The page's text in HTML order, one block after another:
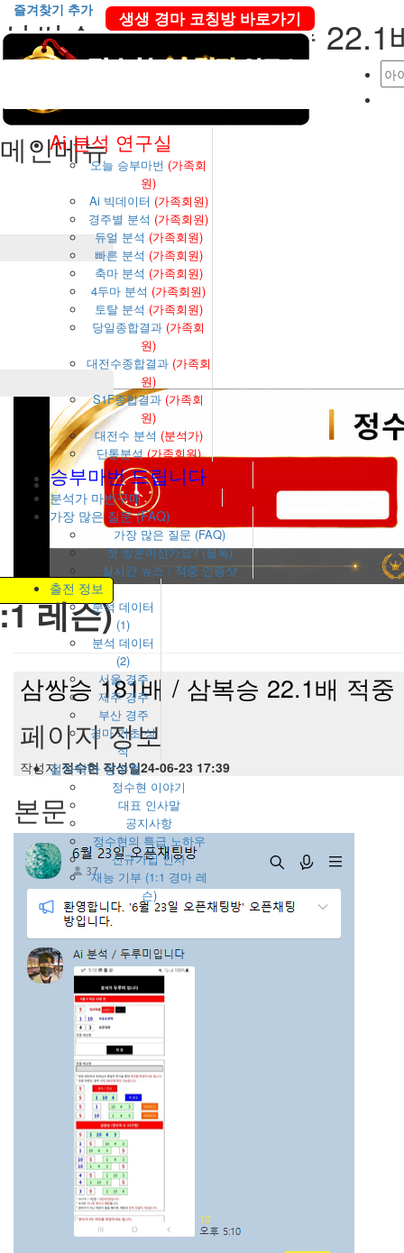
즐겨찾기 추가 생생 경마 코칭방 바로가기
Ai 분석 연구실
오늘 승부마번 (가족회
원)
Ai 빅데이터 (가족회원)
경주별 분석 (가족회원)
듀얼 분석 (가족회원)
빠른 분석 (가족회원)
축마 분석 (가족회원)
4두마 분석 (가족회원)
토탈 분석 (가족회원)
당일종합결과 (가족회
원)
대전수종합결과 (가족회
원)
S1F종합결과 (가족회
원)
대전수 분석 (분석가)
단통분석(가족회원)
승부마번 드립니다
분석가 마번구매
가장 많은 질문 (FAQ)
가장 많은 질문 (FAQ)
첫 방문이신가요? (필독)
실시간 뉴스 / 적중 인증샷
출전 정보
분석 데이터
(1)
분석 데이터
(2)
서울 경주
제주 경주
부산 경주
경마 기초 상
식
절차탁마 정수현
정수현 이야기
대표 인사말
공지사항
정수현의 특급 노하우
신규가입 인사
재능 기부 (1:1 경마 레
슨)
삼쌍승 181배 / 삼복승
샷
본문 바로가기
메인메뉴
삼쌍승 181배 / 삼복승 22.1배 적중
페이지 정보
작성자 정수현 작성일24-06-23 17:39
본문
레슨)